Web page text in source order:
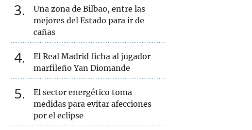
3
Una zona de Bilbao, entre las
mejores del Estado para ir de
cañas
4
El Real Madrid ficha al jugador
marfileño Yan Diomande
5
El sector energético toma
medidas para evitar afecciones
por el eclipse